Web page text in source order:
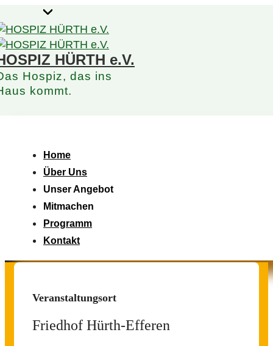
Zum
Inhalt
HÜRTH e.V.
Hospiz, das ins
kommt.
Home
Über Uns
Unser Angebot
Mitmachen
Programm
Kontakt
Veranstaltungsort
Friedhof Hürth-Efferen